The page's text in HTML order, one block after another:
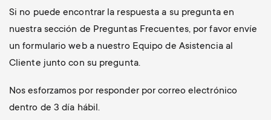
Si no puede encontrar la respuesta a su pregunta en
nuestra sección de Preguntas Frecuentes, por favor envíe
un formulario web a nuestro Equipo de Asistencia al
Cliente junto con su pregunta.
Nos esforzamos por responder por correo electrónico
dentro de 3 día hábil.